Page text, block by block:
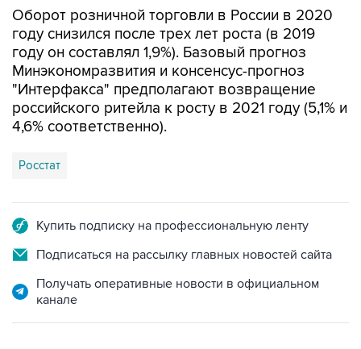
Оборот розничной торговли в России в 2020
году снизился после трех лет роста (в 2019
году он составлял 1,9%). Базовый прогноз
Минэкономразвития и консенсус-прогноз
"Интерфакса" предполагают возвращение
российского ритейла к росту в 2021 году (5,1% и
4,6% соответственно).
Росстат
Купить подписку на профессиональную ленту
Подписаться на рассылку главных новостей сайта
Получать оперативные новости в официальном
канале